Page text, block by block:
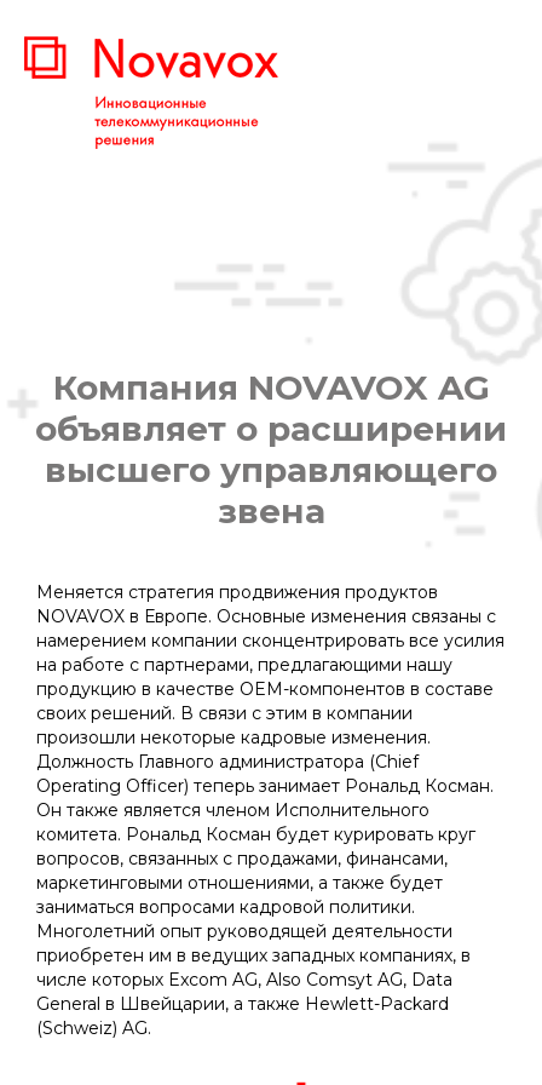
Компания NOVAVOX AG
объявляет о расширении
высшего управляющего
звена
Меняется стратегия продвижения продуктов
NOVAVOX в Европе. Основные изменения связаны с
намерением компании сконцентрировать все усилия
на работе с партнерами, предлагающими нашу
продукцию в качестве OEM-компонентов в составе
своих решений. В связи с этим в компании
произошли некоторые кадровые изменения.
Должность Главного администратора (Chief
Operating Officer) теперь занимает Рональд Косман.
Он также является членом Исполнительного
комитета. Рональд Косман будет курировать круг
вопросов, связанных с продажами, финансами,
маркетинговыми отношениями, а также будет
заниматься вопросами кадровой политики.
Многолетний опыт руководящей деятельности
приобретен им в ведущих западных компаниях, в
числе которых Excom AG, Also Comsyt AG, Data
General в Швейцарии, а также Hewlett-Packard
(Schweiz) AG.